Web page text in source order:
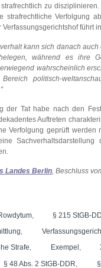
zu
strafrechtliche Verfolgung
führt
kann sich danach
während es ihre
wahrscheinlich
politisch-
der Tat habe nach den
Auftreten
Verfolgung geprüft
Landes Berlin, Beschluss
, § 215 StGB-
,
Strafe, Exempel ,
§ 48 Abs. 2 StGB-DDR